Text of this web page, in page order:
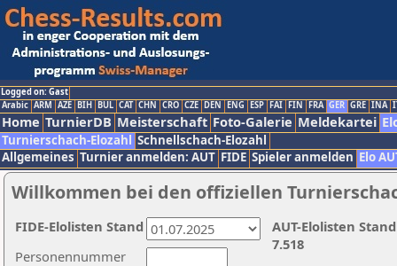
Logged on: Gast
Arabic ARM AZE BIH BUL CAT CHN CRO CZE DEN ENG ESP FAI FIN FRA GER GRE INA
Home TurnierDB Meisterschaft Foto-Galerie Meldekartei
Turnierschach-Elozahl Schnellschach-Elozahl
Allgemeines Turnier anmelden: AUT FIDE Spieler anmelden Elo
Willkommen bei den offiziellen
Personennummer
AUT-Elolisten
7.518
FIDE-Elolisten Stand